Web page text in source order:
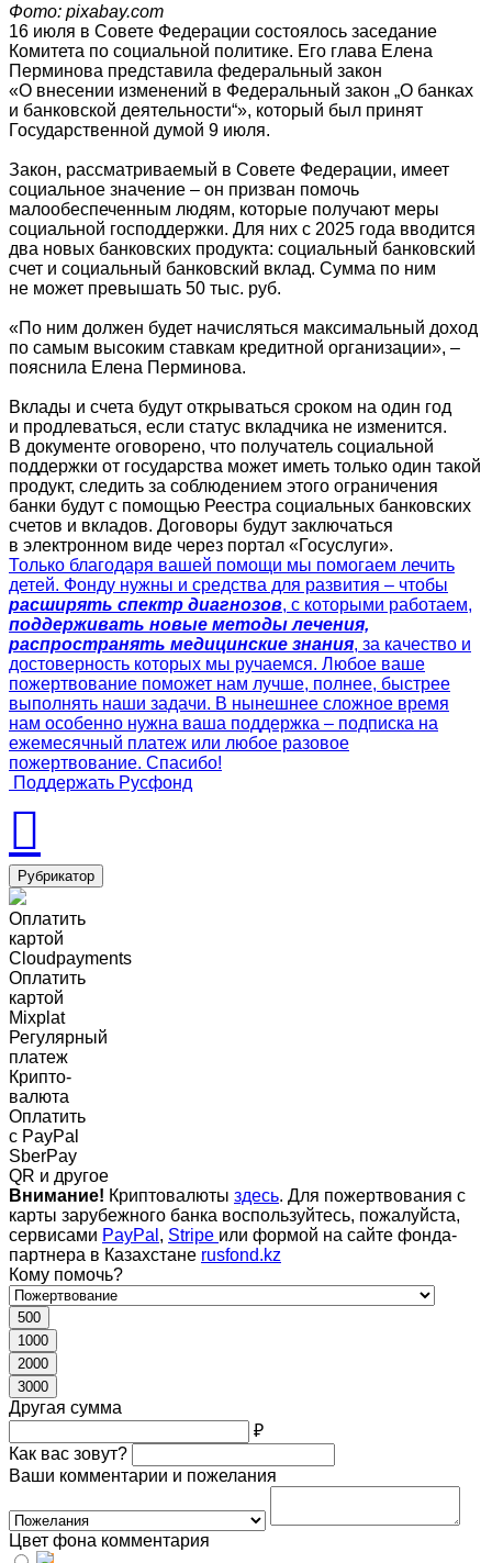
Фото: pixabay.com
16 июля в Совете Федерации состоялось заседание
Комитета по социальной политике. Его глава Елена
Перминова представила федеральный закон
«О внесении изменений в Федеральный закон „О банках
и банковской деятельности“», который был принят
Государственной думой 9 июля.
Закон, рассматриваемый в Совете Федерации, имеет
социальное значение – он призван помочь
малообеспеченным людям, которые получают меры
социальной господдержки. Для них с 2025 года вводится
два новых банковских продукта: социальный банковский
счет и социальный банковский вклад. Сумма по ним
не может превышать 50 тыс. руб.
«По ним должен будет начисляться максимальный доход
по самым высоким ставкам кредитной организации», –
пояснила Елена Перминова.
Вклады и счета будут открываться сроком на один год
и продлеваться, если статус вкладчика не изменится.
В документе оговорено, что получатель социальной
поддержки от государства может иметь только один такой
продукт, следить за соблюдением этого ограничения
банки будут с помощью Реестра социальных банковских
счетов и вкладов. Договоры будут заключаться
в электронном виде через портал «Госуслуги».
Только благодаря вашей помощи мы помогаем лечить
детей. Фонду нужны и средства для развития – чтобы
расширять спектр диагнозов, с которыми работаем,
поддерживать новые методы лечения,
распространять медицинские знания, за качество и
достоверность которых мы ручаемся. Любое ваше
пожертвование поможет нам лучше, полнее, быстрее
выполнять наши задачи. В нынешнее сложное время
нам особенно нужна ваша поддержка – подписка на
ежемесячный платеж или любое разовое
пожертвование. Спасибо!
Поддержать Русфонд
Рубрикатор
Оплатить
картой
Cloudpayments
Оплатить
картой
Mixplat
Регулярный
платеж
Крипто-
валюта
Оплатить
c PayPal
SberPay
QR и другое
Внимание! Криптовалюты здесь. Для пожертвования с
карты зарубежного банка воспользуйтесь, пожалуйста,
сервисами PayPal , Stripe или формой на сайте фонда-
партнера в Казахстане rusfond.kz
Кому помочь?
500
1000
2000
3000
Другая сумма
₽
Как вас зовут?
Ваши комментарии и пожелания
Цвет фона комментария